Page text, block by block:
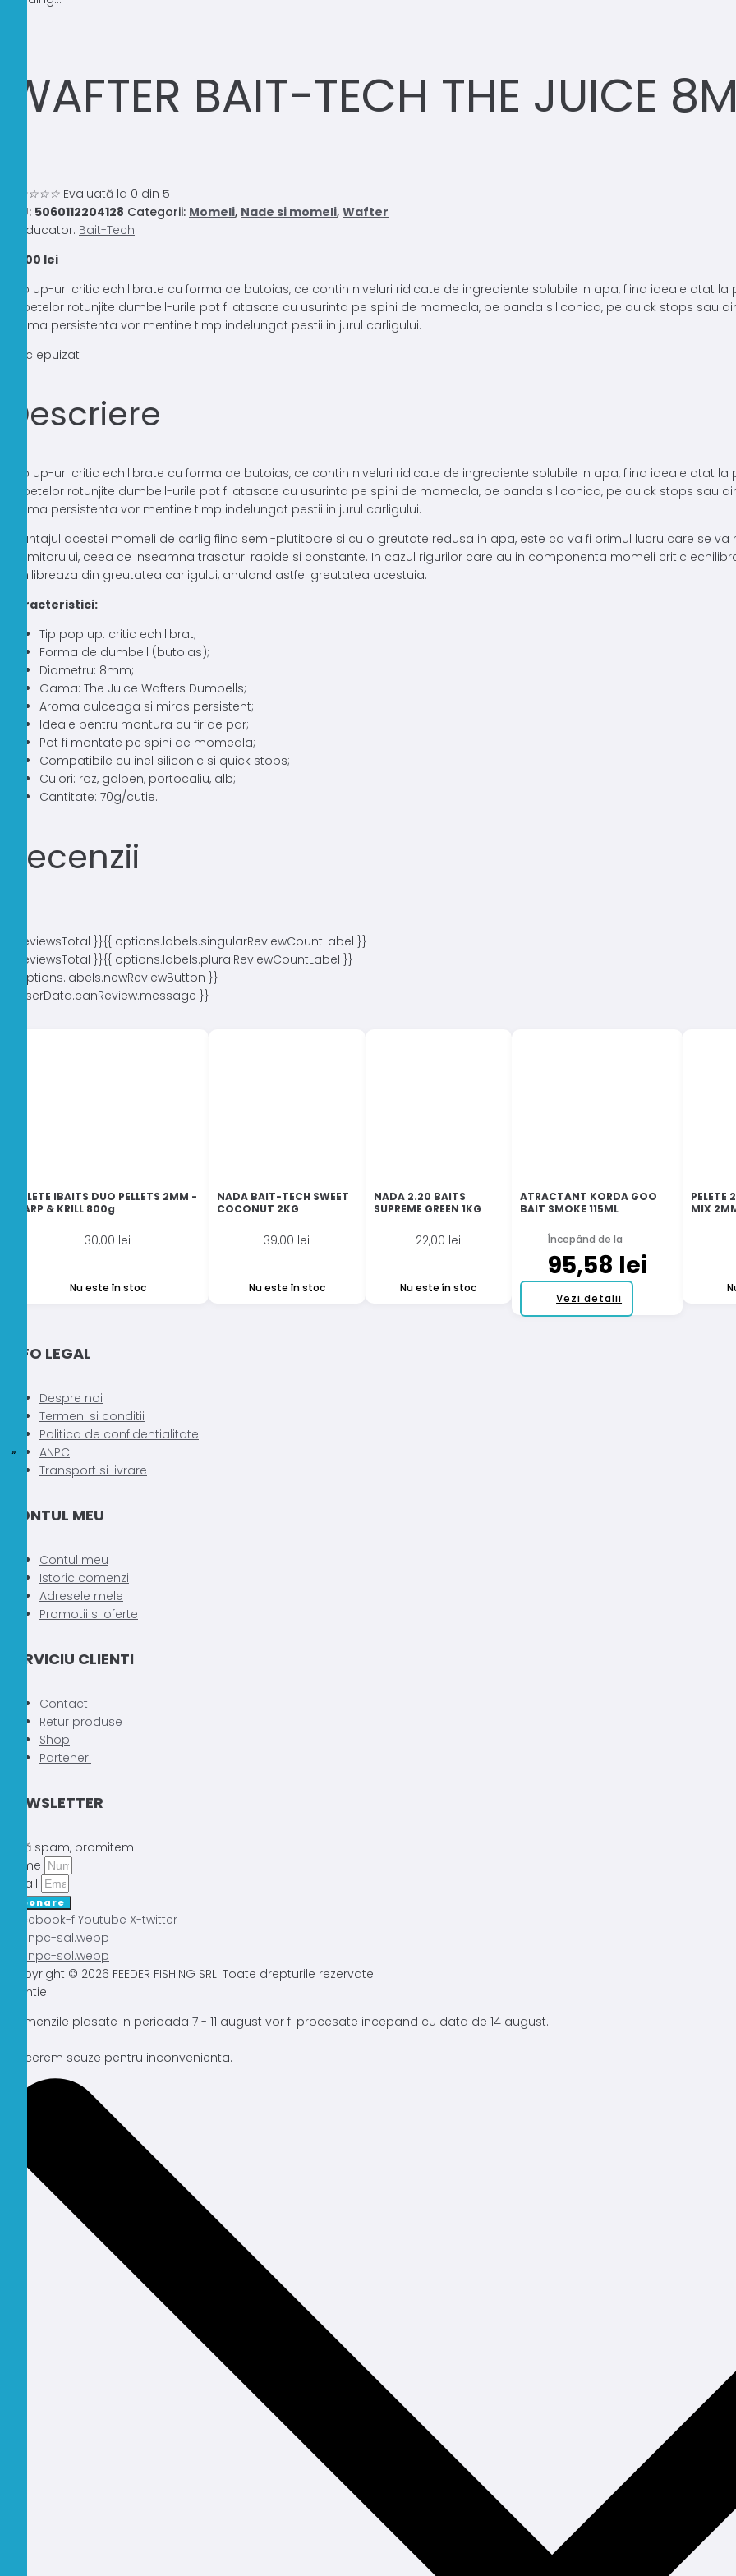
WAFTER BAIT-TECH THE JUICE
☆☆☆☆ Evaluată la 0 din 5
SKU: 5060112204128 Categorii: Momeli, Nade si momeli, Wafter
Producator: Bait-Tech
32,00 lei
Pop up-uri critic echilibrate cu forma de butoias, ce contin niveluri ridicate de ingrediente solubile in apa, fiind ideale atat
capetelor rotunjite dumbell-urile pot fi atasate cu usurinta pe spini de momeala, pe banda siliconica, pe quick stops sau
aroma persistenta vor mentine timp indelungat pestii in jurul carligului.
Stoc epuizat
Descriere
Pop up-uri critic echilibrate cu forma de butoias, ce contin niveluri ridicate de ingrediente solubile in apa, fiind ideale atat
capetelor rotunjite dumbell-urile pot fi atasate cu usurinta pe spini de momeala, pe banda siliconica, pe quick stops sau
aroma persistenta vor mentine timp indelungat pestii in jurul carligului.
Avantajul acestei momeli de carlig fiind semi-plutitoare si cu o greutate redusa in apa, este ca va fi primul lucru care se
momitorului, ceea ce inseamna trasaturi rapide si constante. In cazul rigurilor care au in componenta momeli critic
echilibreaza din greutatea carligului, anuland astfel greutatea acestuia.
Caracteristici:
Tip pop up: critic echilibrat;
Forma de dumbell (butoias);
Diametru: 8mm;
Gama: The Juice Wafters Dumbells;
Aroma dulceaga si miros persistent;
Ideale pentru montura cu fir de par;
Pot fi montate pe spini de momeala;
Compatibile cu inel siliconic si quick stops;
Culori: roz, galben, portocaliu, alb;
Cantitate: 70g/cutie.
Recenzii
{{ reviewsTotal }}{{ options.labels.singularReviewCountLabel }}
{{ reviewsTotal }}{{ options.labels.pluralReviewCountLabel }}
{{ options.labels.newReviewButton }}
{{ userData.canReview.message }}
PELETE IBAITS DUO PELLETS 2MM -
CARP & KRILL 800g
30,00 lei
Nu este în stoc
NADA BAIT-TECH SWEET
COCONUT 2KG
39,00 lei
Nu este în stoc
NADA 2.20 BAITS
SUPREME GREEN 1KG
22,00 lei
Nu este în stoc
ATRACTANT KORDA GOO
BAIT SMOKE 115ML
Începând de la
95,58 lei
Vezi detalii
produs
PELETE
MIX
INFO LEGAL
Despre noi
Termeni si conditii
Politica de confidentialitate
ANPC
Transport si livrare
CONTUL MEU
Contul meu
Istoric comenzi
Adresele mele
Promotii si oferte
SERVICIU CLIENTI
Contact
Retur produse
Shop
Parteneri
NEWSLETTER
Fără spam, promitem
Nume
Email
Abonare
Facebook-f Youtube X-twitter
Copyright © 2026 FEEDER FISHING SRL. Toate drepturile rezervate.
Atentie
Comenzile plasate in perioada 7 - 11 august vor fi procesate incepand cu data de 14 august.
Ne cerem scuze pentru inconvenienta.